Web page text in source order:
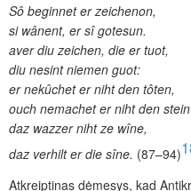
Sô beginnet er zeichenon,
si wânent, er sî gotesun.
aver diu zeichen, die er tuot,
diu nesint niemen guot:
er nekûchet er niht den tôten,
ouch nemachet er niht den
daz wazzer niht ze wîne,
daz verhilt er die sîne. (87–94)
Atkreiptinas dėmesys, kad